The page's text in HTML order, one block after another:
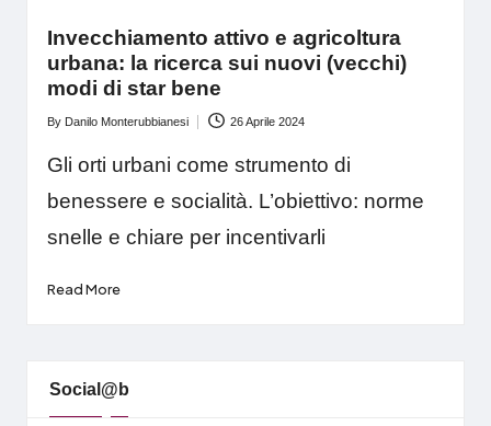
Invecchiamento attivo e agricoltura
urbana: la ricerca sui nuovi (vecchi)
modi di star bene
Posted
By Danilo Monterubbianesi 26 Aprile 2024
Gli orti urbani come strumento di
benessere e socialità. L’obiettivo: norme
snelle e chiare per incentivarli
Read More
Social@b